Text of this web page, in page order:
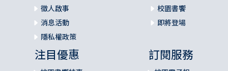
徵人啟事
消息活動
隱私權政策
校園書饗
即將登場
注目優惠 訂閱服務